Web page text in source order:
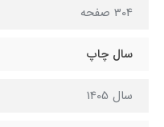
304 صفحه
سال چاپ
سال 1405